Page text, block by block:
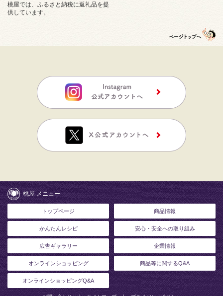
桃屋では、ふるさと納税に返礼品を提
供しています。
桃屋 メニュー
トップページ 商品情報
かんたんレシピ 安心・安全への取り組み
広告ギャラリー 企業情報
オンラインショッピング 商品等に関するQ&A
オンラインショッピングQ&A